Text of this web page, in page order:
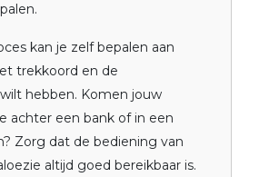
kan je zelf bepalen aan
trekkoord en de
hebben. Komen jouw
achter een bank of in een
Zorg dat de bediening van
altijd goed bereikbaar is.